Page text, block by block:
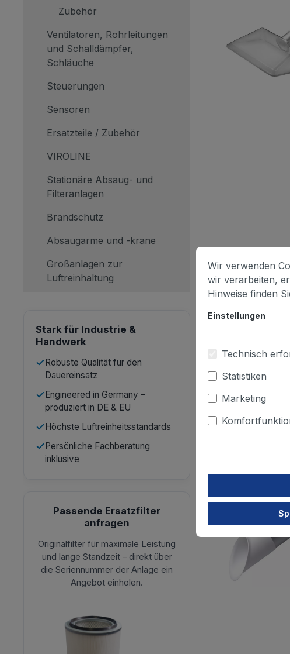
Zubehör
Ventilatoren, Rohrleitungen
und Schalldämpfer,
Schläuche
Steuerungen
Sensoren
Ersatzteile / Zubehör
VIROLINE
Stationäre Absaug- und
Filteranlagen
Brandschutz
Absaugarme und -krane
Großanlagen zur
Luftreinhaltung
Stark für Industrie &
Handwerk
Robuste Qualität für den
Dauereinsatz
Engineered in Germany –
produziert in DE & EU
Höchste Luftreinheitsstandards
Persönliche Fachberatung
inklusive
Passende Ersatzfilter
anfragen
Originalfilter für maximale Leistung
und lange Standzeit – direkt über
die Seriennummer der Anlage ein
Angebot einholen.
Wir verwenden
wir verarbeiten,
Hinweise finden
Einstellungen
Technisch
Statistiken
Marketing